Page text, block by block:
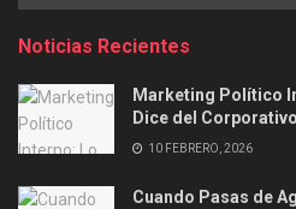
Noticias Recientes
Marketing Político
Dice del Corporativo
10 FEBRERO, 2026
Cuando Pasas de